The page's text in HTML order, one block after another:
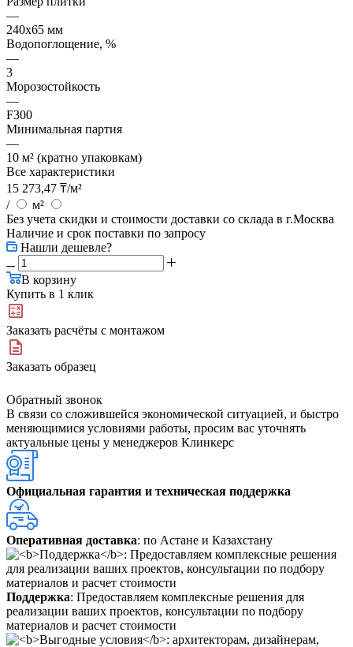
—
240x65 мм
Водопоглощение, %
—
3
Морозостойкость
—
F300
Минимальная партия
—
10 м² (кратно упаковкам)
Все характеристики
15 273,47 ₸/м²
/
м²
Без учета скидки и стоимости доставки со склада в г.Москва
Наличие и срок поставки по запросу
Нашли дешевле?
В корзину
Купить в 1 клик
Заказать расчёты с монтажом
Заказать образец
Обратный звонок
В связи со сложившейся экономической ситуацией, и быстро
меняющимися условиями работы, просим вас уточнять
актуальные цены у менеджеров Клинкерс
Официальная гарантия и техническая поддержка
Оперативная доставка: по Астане и Казахстану
Поддержка: Предоставляем комплексные решения для
реализации ваших проектов, консультации по подбору
материалов и расчет стоимости